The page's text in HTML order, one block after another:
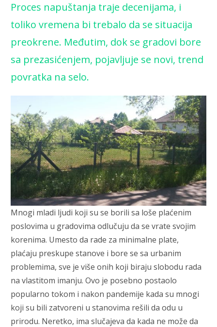
Proces napuštanja traje decenijama, i
toliko vremena bi trebalo da se situacija
preokrene. Međutim, dok se gradovi bore
sa prezasićenjem, pojavljuje se novi, trend
povratka na selo.
Mnogi mladi ljudi koji su se borili sa loše plaćenim
poslovima u gradovima odlučuju da se vrate svojim
korenima. Umesto da rade za minimalne plate,
plaćaju preskupe stanove i bore se sa urbanim
problemima, sve je više onih koji biraju slobodu rada
na vlastitom imanju. Ovo je posebno postaolo
popularno tokom i nakon pandemije kada su mnogi
koji su bili zatvoreni u stanovima rešili da odu u
prirodu. Neretko, ima slučajeva da kada ne može da